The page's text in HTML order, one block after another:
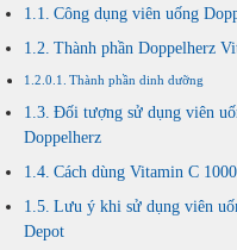
Công dụng viên uống
Thành phần Doppelherz
Thành phần dinh dưỡng
Đối tượng sử dụng viên
Doppelherz
Cách dùng Vitamin C
Lưu ý khi sử dụng viên
Depot